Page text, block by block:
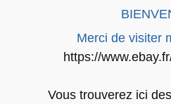
Merci de visiter
https://
Vous trouverez ici